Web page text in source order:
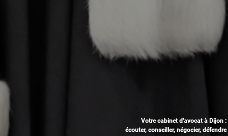
Votre cabinet d'avocat à Dijon :
écouter, conseiller, négocier, défendre